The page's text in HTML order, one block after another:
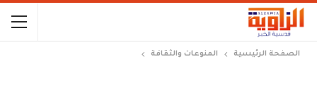
الصفحة الرئيسية المنوعات والثقافة